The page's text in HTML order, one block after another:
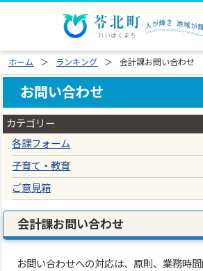
ホーム ランキング 会計課お問い合わせ
お問い合わせ
カテゴリー
各課フォーム
子育て・教育
ご意見箱
会計課お問い合わせ
お問い合わせへの対応は、原則、業務時